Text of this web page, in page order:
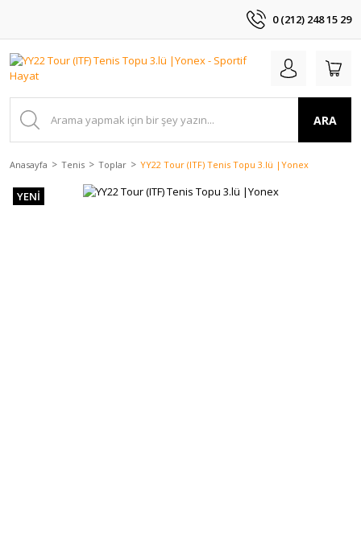
0 (212) 248 15 29
ARA
Anasayfa Tenis Toplar YY22 Tour (ITF) Tenis Topu 3.lü |Yonex
YENİ